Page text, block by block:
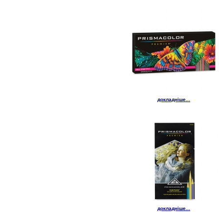
докладніше...
докладніше...